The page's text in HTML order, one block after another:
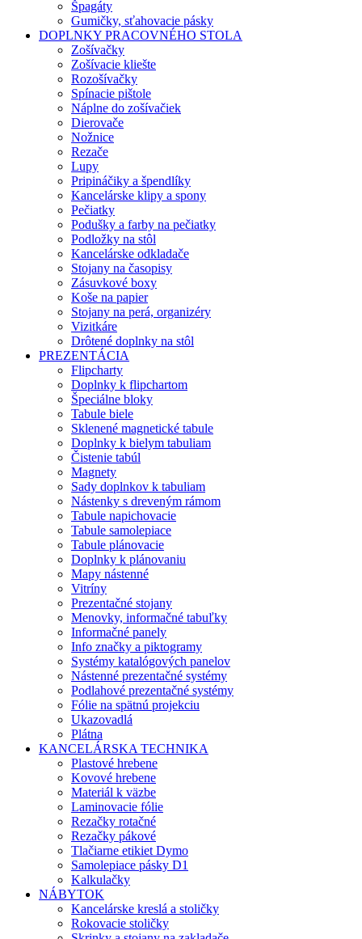
Špagáty
Gumičky, sťahovacie pásky
DOPLNKY PRACOVNÉHO STOLA
Zošívačky
Zošívacie kliešte
Rozošívačky
Spínacie pištole
Náplne do zošívačiek
Dierovače
Nožnice
Rezače
Lupy
Pripináčiky a špendlíky
Kancelárske klipy a spony
Pečiatky
Podušky a farby na pečiatky
Podložky na stôl
Kancelárske odkladače
Stojany na časopisy
Zásuvkové boxy
Koše na papier
Stojany na perá, organizéry
Vizitkáre
Drôtené doplnky na stôl
PREZENTÁCIA
Flipcharty
Doplnky k flipchartom
Špeciálne bloky
Tabule biele
Sklenené magnetické tabule
Doplnky k bielym tabuliam
Čistenie tabúl
Magnety
Sady doplnkov k tabuliam
Nástenky s dreveným rámom
Tabule napichovacie
Tabule samolepiace
Tabule plánovacie
Doplnky k plánovaniu
Mapy nástenné
Vitríny
Prezentačné stojany
Menovky, informačné tabuľky
Informačné panely
Info značky a piktogramy
Systémy katalógových panelov
Nástenné prezentačné systémy
Podlahové prezentačné systémy
Fólie na spätnú projekciu
Ukazovadlá
Plátna
KANCELÁRSKA TECHNIKA
Plastové hrebene
Kovové hrebene
Materiál k väzbe
Laminovacie fólie
Rezačky rotačné
Rezačky pákové
Tlačiarne etikiet Dymo
Samolepiace pásky D1
Kalkulačky
NÁBYTOK
Kancelárske kreslá a stoličky
Rokovacie stoličky